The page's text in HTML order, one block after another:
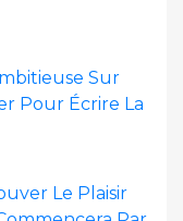
Sur
Pour Écrire La
Le Plaisir